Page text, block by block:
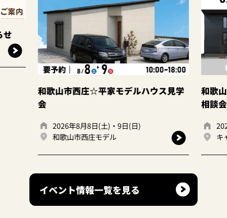
せ
和歌山市西庄☆平家モデルハウス見学
会
2026年8月8日(土)・9日(日)
和歌山市西庄モデル
和歌
相談
キ
イベント情報一覧を見る